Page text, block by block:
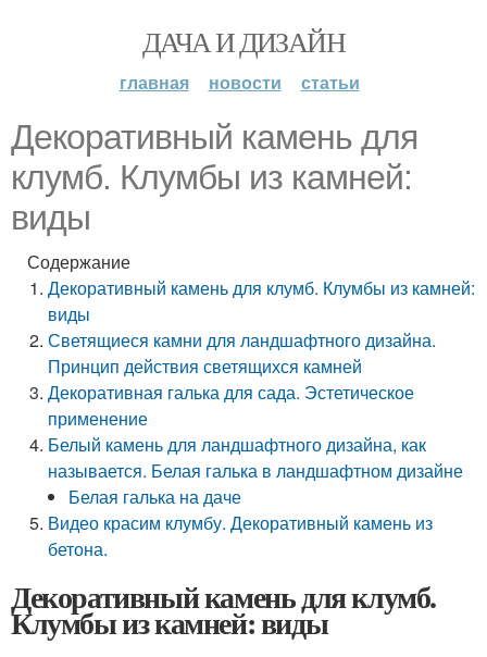
ДАЧА И ДИЗАЙН
главная новости статьи
Декоративный камень для
клумб. Клумбы из камней:
виды
Содержание
Декоративный камень для клумб. Клумбы из камней:
виды
Светящиеся камни для ландшафтного дизайна.
Принцип действия светящихся камней
Декоративная галька для сада. Эстетическое
применение
Белый камень для ландшафтного дизайна, как
называется. Белая галька в ландшафтном дизайне
Белая галька на даче
Видео красим клумбу. Декоративный камень из
бетона.
Декоративный камень для клумб.
Клумбы из камней: виды